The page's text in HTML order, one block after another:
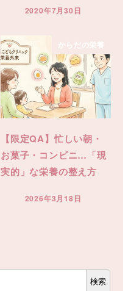
投稿日
2020年7月30日
からだの栄養
【限定QA】忙しい朝・
お菓子・コンビニ…「現
実的」な栄養の整え方
投稿日
2026年3月18日
検索